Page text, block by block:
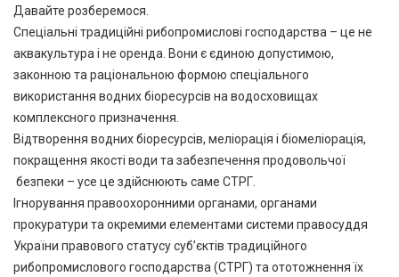
Давайте розберемося.
Спеціальні традиційні рибопромислові господарства – це не
аквакультура і не оренда. Вони є єдиною допустимою,
законною та раціональною формою спеціального
використання водних біоресурсів на водосховищах
комплексного призначення.
Відтворення водних біоресурсів, меліорація і біомеліорація,
покращення якості води та забезпечення продовольчої
безпеки – усе це здійснюють саме СТРГ.
Ігнорування правоохоронними органами, органами
прокуратури та окремими елементами системи правосуддя
України правового статусу суб’єктів традиційного
рибопромислового господарства (СТРГ) та ототожнення їх